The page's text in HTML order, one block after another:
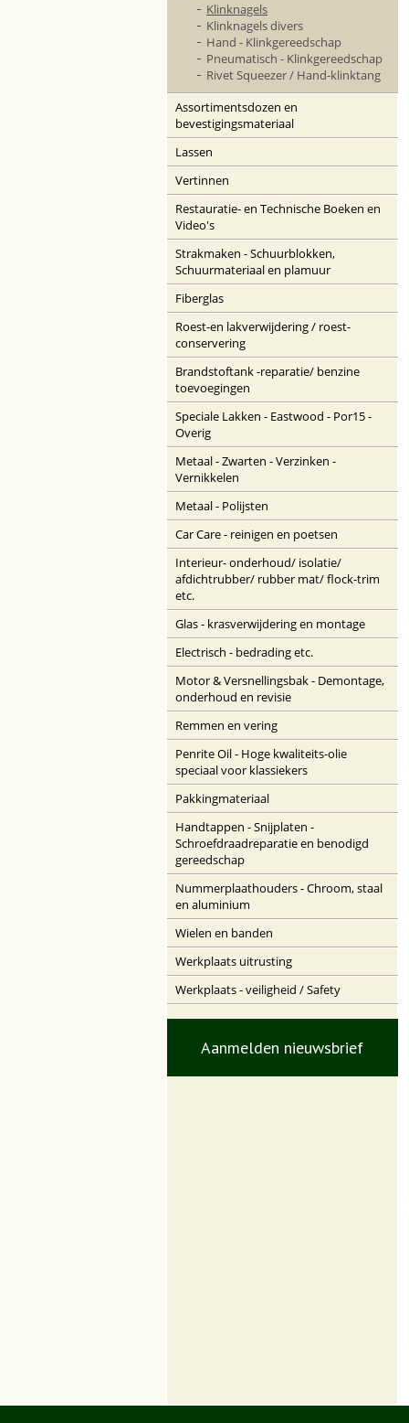
Klinknagels
Klinknagels divers
Hand - Klinkgereedschap
Pneumatisch - Klinkgereedschap
Rivet Squeezer / Hand-klinktang
Assortimentsdozen en
bevestigingsmateriaal
Lassen
Vertinnen
Restauratie- en Technische Boeken en
Video's
Strakmaken - Schuurblokken,
Schuurmateriaal en plamuur
Fiberglas
Roest-en lakverwijdering / roest-
conservering
Brandstoftank -reparatie/ benzine
toevoegingen
Speciale Lakken - Eastwood - Por15 -
Overig
Metaal - Zwarten - Verzinken -
Vernikkelen
Metaal - Polijsten
Car Care - reinigen en poetsen
Interieur- onderhoud/ isolatie/
afdichtrubber/ rubber mat/ flock-trim
etc.
Glas - krasverwijdering en montage
Electrisch - bedrading etc.
Motor & Versnellingsbak - Demontage,
onderhoud en revisie
Remmen en vering
Penrite Oil - Hoge kwaliteits-olie
speciaal voor klassiekers
Pakkingmateriaal
Handtappen - Snijplaten -
Schroefdraadreparatie en benodigd
gereedschap
Nummerplaathouders - Chroom, staal
en aluminium
Wielen en banden
Werkplaats uitrusting
Werkplaats - veiligheid / Safety
Aanmelden nieuwsbrief